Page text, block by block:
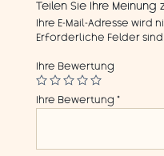
Teilen Sie Ihre Meinung
Ihre E-Mail-Adresse
Erforderliche Felder
Ihre Bewertung
Ihre Bewertung *